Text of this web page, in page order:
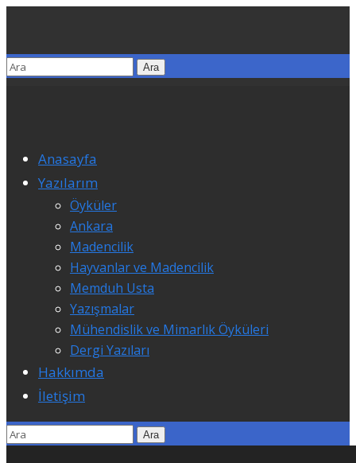
Anasayfa
Yazılarım
Öyküler
Ankara
Madencilik
Hayvanlar ve Madencilik
Memduh Usta
Yazışmalar
Mühendislik ve Mimarlık Öyküleri
Dergi Yazıları
Hakkımda
İletişim